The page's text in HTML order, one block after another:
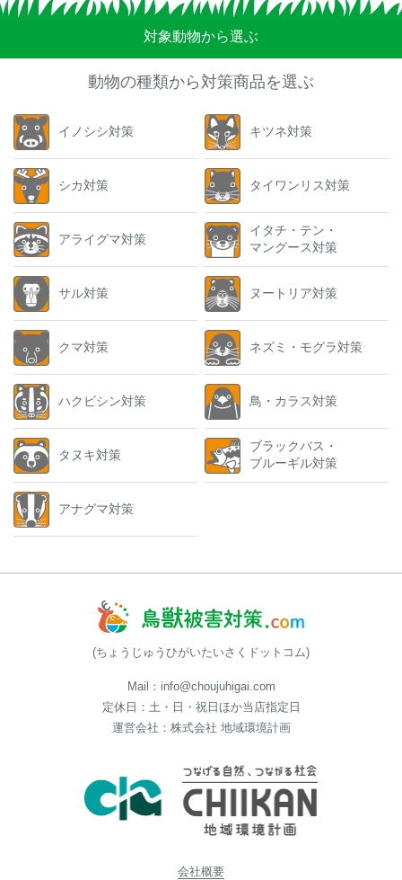
対象動物から選ぶ
動物の種類から対策商品を選ぶ
イノシシ対策
シカ対策
アライグマ対策
サル対策
クマ対策
ハクビシン対策
タヌキ対策
アナグマ対策
キツネ対策
タイワンリス対策
イタチ・テン・
マングース対策
ヌートリア対策
ネズミ・モグラ対策
鳥・カラス対策
ブラックバス・
ブルーギル対策
(ちょうじゅうひがいたいさくドットコム)
Mail：info@choujuhigai.com
定休日：土・日・祝日ほか当店指定日
運営会社：株式会社 地域環境計画
会社概要